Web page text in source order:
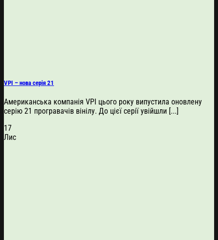
VPI – нова серія 21
Американська компанія VPI цього року випустила оновлену
серію 21 програвачів вінілу. До цієї серії увійшли [...]
17
Лис